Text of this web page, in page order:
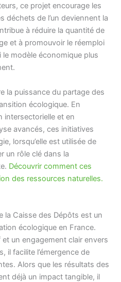
ce projet encourage les
déchets de l’un deviennent la
à réduire la quantité de
et à promouvoir le réemploi
modèle économique plus
la puissance du partage des
écologique. En
intersectorielle et en
avancés, ces initiatives
lorsqu’elle est utilisée de
un rôle clé dans la
Découvrir comment ces
des ressources naturelles.
la Caisse des Dépôts est un
écologique en France.
un engagement clair envers
il facilite l’émergence de
Alors que les résultats des
déjà un impact tangible, il